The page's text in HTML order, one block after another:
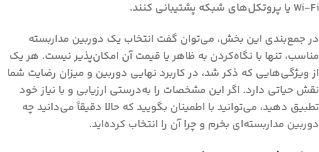
Wi-Fi یا پروتکل‌های شبکه پشتیبانی کنند.
در جمع‌بندی این بخش، می‌توان گفت انتخاب یک دوربین مداربسته
مناسب، تنها با نگاه‌کردن به ظاهر یا قیمت آن امکان‌پذیر نیست. هر یک
از ویژگی‌هایی که ذکر شد، در کاربرد نهایی دوربین و میزان رضایت شما
نقش حیاتی دارد. اگر این مشخصات را به‌درستی ارزیابی و با نیاز خود
تطبیق دهید، می‌توانید با اطمینان بگویید که حالا دقیقاً می‌دانید چه
دوربین مداربسته‌ای بخرم و چرا آن را انتخاب کرده‌اید.